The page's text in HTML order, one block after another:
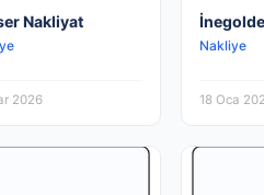
Nakliyat
2026
Nakliye
18 Oca